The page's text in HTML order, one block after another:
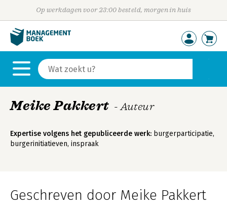
Op werkdagen voor 23:00 besteld, morgen in huis
Meike Pakkert - Auteur
Expertise volgens het gepubliceerde werk: burgerparticipatie,
burgerinitiatieven, inspraak
Geschreven door Meike Pakkert